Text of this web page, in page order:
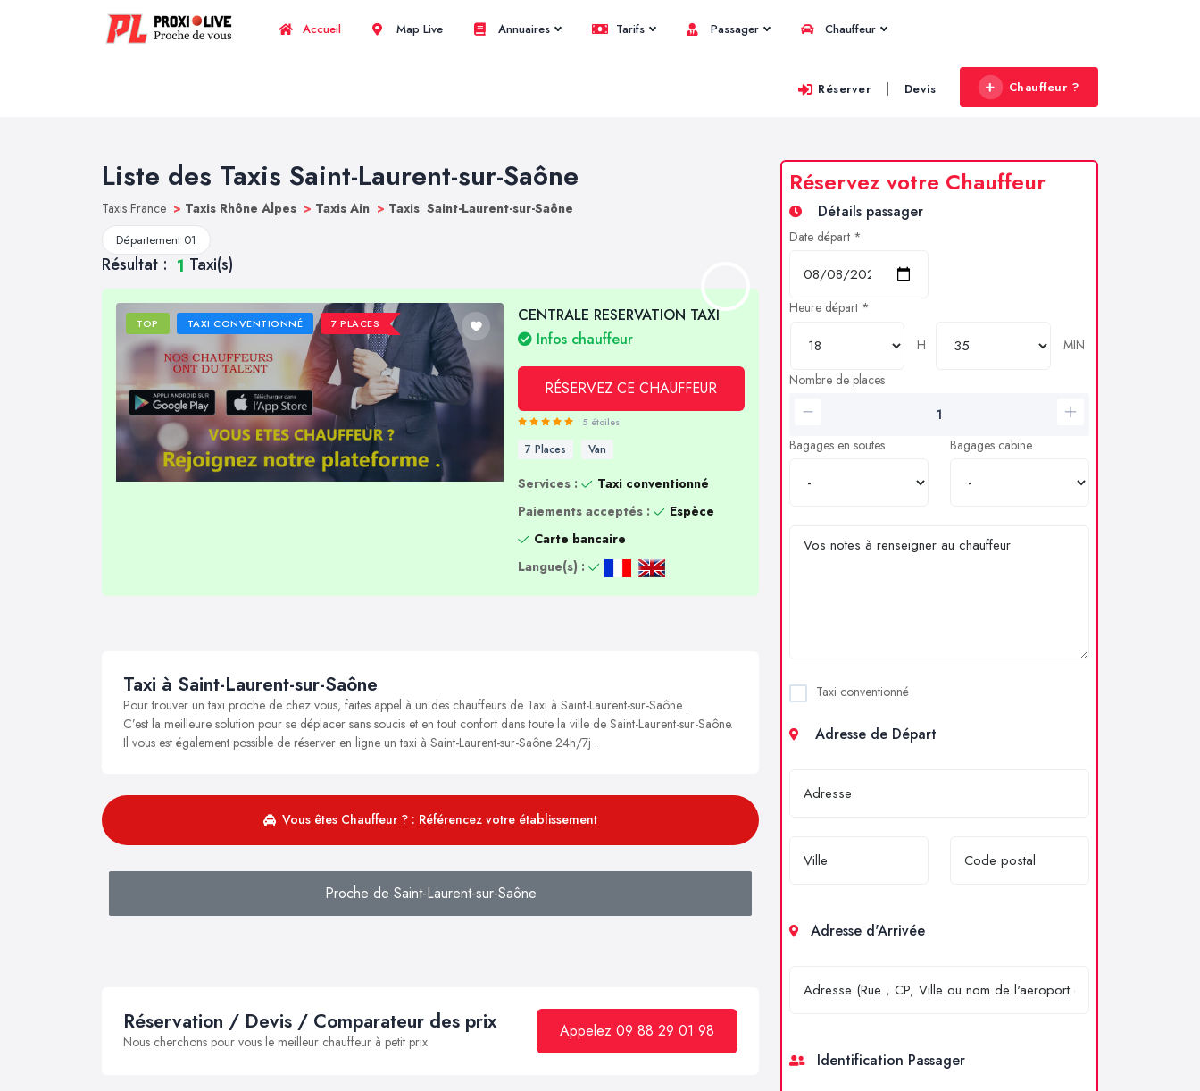
Accueil Map Live Annuaires Tarifs Passager Chauffeur
Réserver | Devis Chauffeur ?
Liste des Taxis Saint-Laurent-sur-Saône
Taxis France > Taxis Rhône Alpes > Taxis Ain > Taxis Saint-Laurent-sur-Saône
Département 01
Résultat : 1 Taxi(s)
TOP TAXI CONVENTIONNÉ 7 PLACES
CENTRALE RESERVATION TAXI
Infos chauffeur
RÉSERVEZ CE CHAUFFEUR
5 étoiles
7 Places Van
Services :
Taxi conventionné
Paiements acceptés :
Espèce
Carte bancaire
Langue(s) :
Taxi à Saint-Laurent-sur-Saône
Pour trouver un taxi proche de chez vous, faites appel à un des chauffeurs de Taxi à Saint-Laurent-sur-Saône .
C’est la meilleure solution pour se déplacer sans soucis et en tout confort dans toute la ville de Saint-Laurent-sur-Saône.
Il vous est également possible de réserver en ligne un taxi à Saint-Laurent-sur-Saône 24h/7j .
Vous êtes Chauffeur ? : Référencez votre établissement
Proche de Saint-Laurent-sur-Saône
Réservation / Devis / Comparateur des prix
Nous cherchons pour vous le meilleur chauffeur à petit prix
Appelez 09 88 29 01 98
Réservez votre Chauffeur
Détails passager
Date départ *
Heure départ *
H
MIN
Nombre de places
Bagages en soutes Bagages cabine
Taxi conventionné
Adresse de Départ
Adresse d'Arrivée
Identification Passager